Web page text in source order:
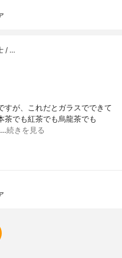
/ …
すが、これだとガラスでできて
茶でも紅茶でも烏龍茶でも
…続きを見る